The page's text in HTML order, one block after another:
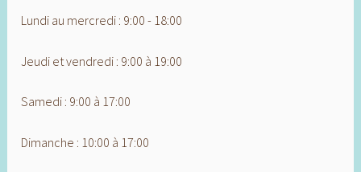
Lundi au mercredi : 9:00 - 18:00
Jeudi et vendredi : 9:00 à 19:00
Samedi : 9:00 à 17:00
Dimanche : 10:00 à 17:00